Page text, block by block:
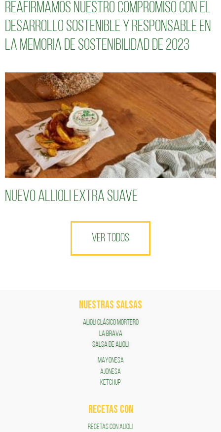
Reafirmamos nuestro compromiso con el
desarrollo sostenible y responsable en
la Memoria de Sostenibilidad de 2023
Nuevo Allioli Extra Suave
VER TODOS
NUESTRAS SALSAS
ALIOLI CLÁSICO MORTERO
LA BRAVA
SALSA DE ALIOLI
MAYONESA
AJONESA
KETCHUP
RECETAS COn
RECETAS CON ALIOLI